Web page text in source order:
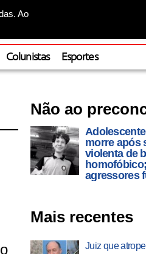
Ao
Colunistas Esportes
Não ao
morre após
violenta de
agressores
Mais recentes
Juiz que